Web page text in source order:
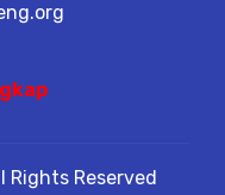
Rights Reserved